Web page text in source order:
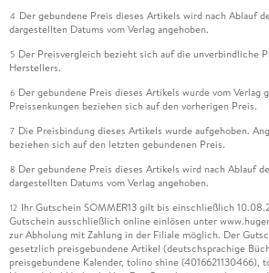
4 Der gebundene Preis dieses Artikels wird nach Ablauf
dargestellten Datums vom Verlag angehoben.
5 Der Preisvergleich bezieht sich auf die unverbindliche
Herstellers.
6 Der gebundene Preis dieses Artikels wurde vom Verlag
Preissenkungen beziehen sich auf den vorherigen Preis.
7 Die Preisbindung dieses Artikels wurde aufgehoben.
beziehen sich auf den letzten gebundenen Preis.
8 Der gebundene Preis dieses Artikels wird nach Ablauf
dargestellten Datums vom Verlag angehoben.
12 Ihr Gutschein SOMMER13 gilt bis einschließlich
Gutschein ausschließlich online einlösen unter
zur Abholung mit Zahlung in der Filiale möglich. Der
gesetzlich preisgebundene Artikel (deutschsprachige
preisgebundene Kalender, tolino shine (4016621130466),